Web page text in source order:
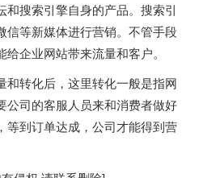
和搜索引擎自身的产品。搜索引
信等新媒体进行营销。不管手段
企业网站带来流量和客户。
和转化后，这里转化一般是指网
公司的客服人员来和消费者做好
等到订单达成，公司才能得到营